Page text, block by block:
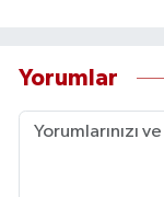
Yorumlar